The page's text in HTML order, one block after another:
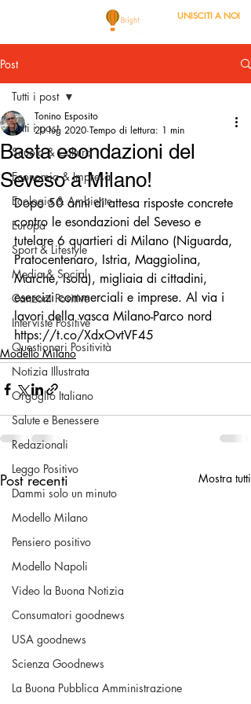
UNISCITI A NOI
Post
Tutti i post
Scuola & Cultura
Economia & Impresa
Ecologia & Ambiente
Europa
Sport & Lifestyle
Media & Social
Canzoni Positive
Interviste Positive
Questionari Positività
Notizia Illustrata
Orgoglio Italiano
Salute e Benessere
Redazionali
Leggo Positivo
Dammi solo un minuto
Modello Milano
Pensiero positivo
Modello Napoli
Video la Buona Notizia
Consumatori goodnews
USA goodnews
Scienza Goodnews
La Buona Pubblica Amministrazione
Tutti i post
Basta esondazioni del
Seveso a Milano!
Tonino Esposito
20 lug 2020 Tempo di lettura: 1 min
Dopo 50 anni di attesa risposte concrete
contro le esondazioni del Seveso e
tutelare 6 quartieri di Milano (Niguarda,
Pratocentenaro, Istria, Maggiolina,
Marche, Isola), migliaia di cittadini,
esercizi commerciali e imprese. Al via i
lavori della vasca Milano-Parco nord
https://t.co/XdxOvtVF45
Modello Milano
Post recenti Mostra tutti